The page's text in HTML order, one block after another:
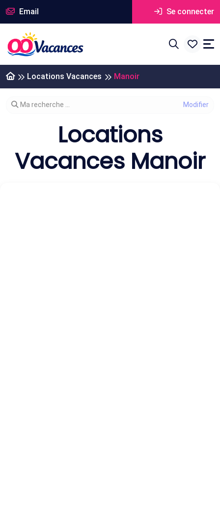
Email Se connecter
Locations Vacances Manoir
Modifier votre recherche
Ma recherche ...
Locations
Vacances Manoir